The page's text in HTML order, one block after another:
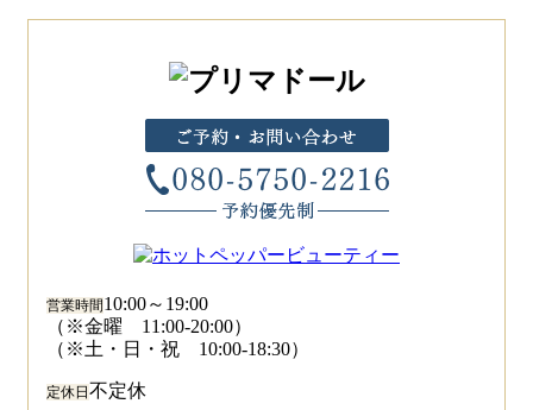
営業時間10:00～19:00
（※金曜 11:00-20:00）
（※土・日・祝 10:00-18:30）
定休日 不定休